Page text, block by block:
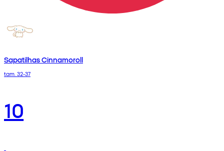
Sapatilhas Cinnamoroll
tam. 32-37
10